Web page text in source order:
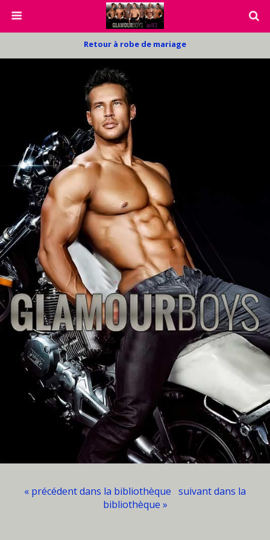
Retour à robe de mariage
« précédent dans la bibliothèque suivant dans la
bibliothèque »